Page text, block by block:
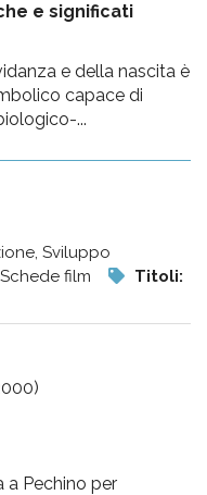
e significati
e della nascita è
capace di
...
Sviluppo
Schede film
Titoli:
a Pechino per